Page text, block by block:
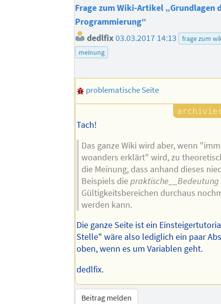
Frage zum Wiki-Artikel „Grundlagen
Programmierung“
dedlfix03.03.2017 14:13
frage zum
meinung
problematische Seite
Tach!
Das ganze Wiki wird aber, wenn
woanders erklärt" wird, zu
die Meinung, dass anhand dieses
Beispiels diepraktische__Bedeutung
Gültigkeitsbereichen durchaus
werden kann.
Die ganze Seite ist ein
Stelle" wäre also lediglich ein paar
oben, wenn es um Variablen geht.
dedlfix.
Beitrag melden